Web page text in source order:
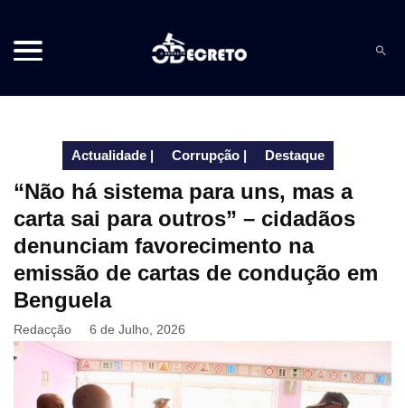
Actualidade | Corrupção | Destaque
“Não há sistema para uns, mas a
carta sai para outros” – cidadãos
denunciam favorecimento na
emissão de cartas de condução em
Benguela
Redacção 6 de Julho, 2026